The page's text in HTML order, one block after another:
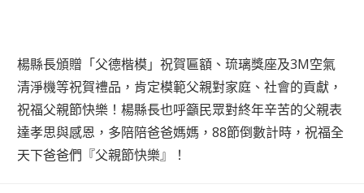
楊縣長頒贈「父德楷模」祝賀匾額、琉璃獎座及3M空氣
清淨機等祝賀禮品，肯定模範父親對家庭、社會的貢獻，
祝福父親節快樂！楊縣長也呼籲民眾對終年辛苦的父親表
達孝思與感恩，多陪陪爸爸媽媽，88節倒數計時，祝福全
天下爸爸們『父親節快樂』！